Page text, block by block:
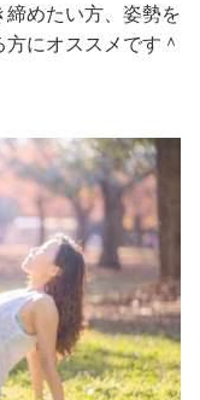
めたい方、姿勢を
にオススメです＾